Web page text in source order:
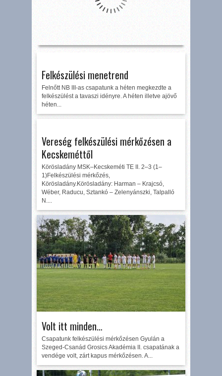
Felkészülési menetrend
Felnőtt NB III-as csapatunk a héten megkezdte a
felkészülést a tavaszi idényre. A héten illetve ajövő
héten...
Vereség felkészülési mérkőzésen a
Kecskeméttől
Körösladány MSK–Kecskeméti TE II. 2–3 (1–
1)Felkészülési mérkőzés,
Körösladány.Körösladány: Harman – Krajcsó,
Wéber, Raducu, Sztankó – Zelenyánszki, Talpalló
N....
Volt itt minden…
Csapatunk felkészülési mérkőzésen Gyulán a
Szeged-Csanád Grosics Akadémia II. csapatának a
vendége volt, zárt kapus mérkőzésen. A...